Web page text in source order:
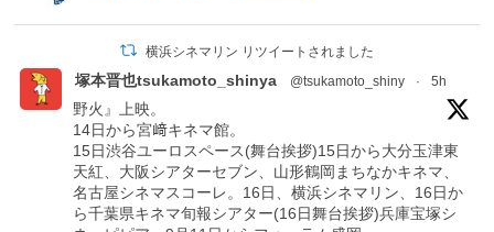
横浜シネマリン リツイートされました
塚本晋也tsukamoto_shinya @tsukamoto_shiny · 5h
野火』上映。
14日から宮﨑キネマ館。
15日渋谷ユーロスペース(舞台挨拶)15日から大分玉津東
天紅、大阪シアターセブン、山形鶴岡まちなかキネマ、
名古屋シネマスコーレ。16日、横浜シネマリン、16日か
ら千葉県キネマ旬報シアター(16日舞台挨拶)兵庫宝塚シ